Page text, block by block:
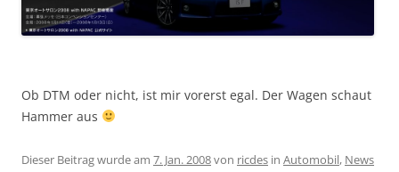
Ob DTM oder nicht, ist mir vorerst egal. Der Wagen schaut
Hammer aus
Dieser Beitrag wurde am 7. Jan. 2008von ricdes in Automobil, News